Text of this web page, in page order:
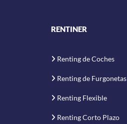
RENTINER
Renting de Coches
Renting de Furgonetas
Renting Flexible
Renting Corto Plazo